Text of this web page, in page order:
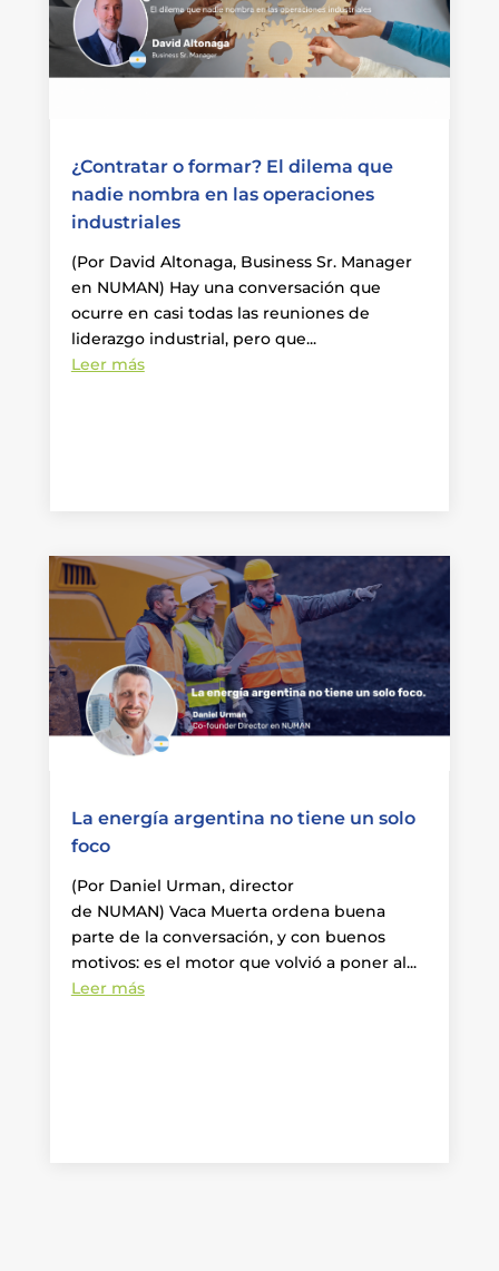
¿Contratar o formar? El dilema que
nadie nombra en las operaciones
industriales
(Por David Altonaga, Business Sr. Manager
en NUMAN) Hay una conversación que
ocurre en casi todas las reuniones de
liderazgo industrial, pero que...
Leer más
La energía argentina no tiene un solo
foco
(Por Daniel Urman, director
de NUMAN) Vaca Muerta ordena buena
parte de la conversación, y con buenos
motivos: es el motor que volvió a poner al...
Leer más